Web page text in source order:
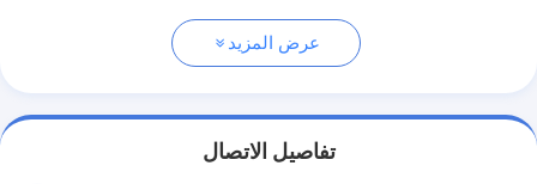
عرض المزيد
تفاصيل الاتصال